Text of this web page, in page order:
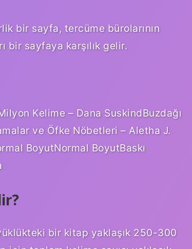
bir sayfa, tercüme bürolarının
bir sayfaya karşılık gelir.
Kelime – Dana SuskindBuzdağı
ve Öfke Nöbetleri – Aletha J.
BoyutNormal BoyutBaskı
bir kitap yaklaşık 250-300